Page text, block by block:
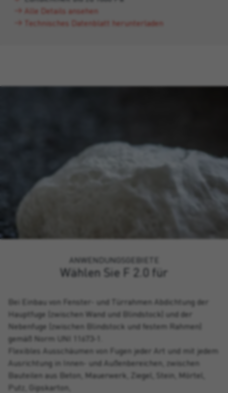
Alle Details ansehen
Technisches Datenblatt herunterladen
ANWENDUNGSGEBIETE
Wählen Sie F 2.0 für
Bei Einbau von Fenster- und Türrahmen Abdichtung der
Hauptfuge (zwischen Wand und Blindstock) und der
Nebenfuge (zwischen Blindstock und festem Rahmen)
gemäß Norm UNI 11673-1.
Flexibles Ausschäumen von Fugen jeder Art und mit jedem
Ausrichtung in Innen- und Außenbereichen, zwischen
Bauteilen aus Beton, Mauerwerk, Ziegel, Stein, Mörtel,
Putz, Gipskarton,